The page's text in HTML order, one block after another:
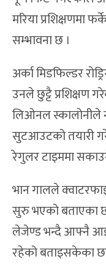
मरिया प्रशिक्षणमा
सम्भावना छ ।
अर्का मिडफिल्डर
उनले छुट्टै प्रशिक्षण
लिओनल स्कालोनीले
सुटआउटको तयारी
रेगुलर टाइममा
भान गालले
सुरु भएको बताएका
लेजेण्ड भन्दै आफ्नै
रहेको बताइसकेका